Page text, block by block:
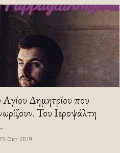
Δημητρίου που
Του Ιεροψάλτη
Οκτ-2019